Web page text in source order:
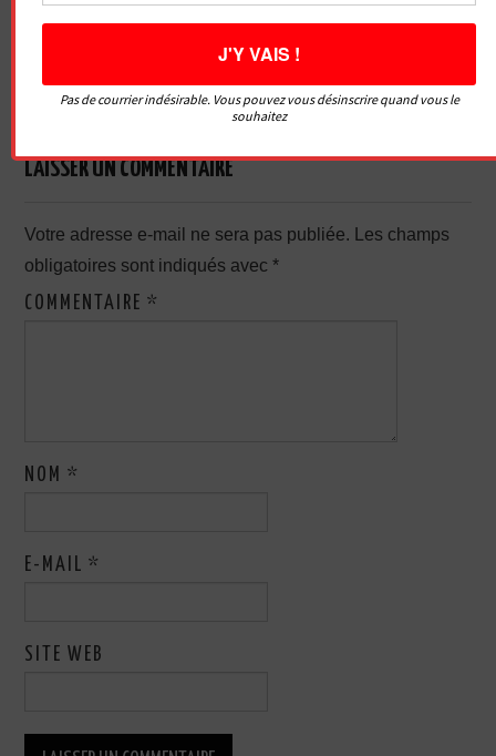
Navigation
articles
QU’EST-CE QU’UN GODE
SEXYAVENUE – SEXSHOP
EN LIGNE) ?
POURQUOI IL OU ELLE VEUT
REMETTRE LA CAPOTE ?
LAISSER UN COMMENTAIRE
Votre adresse e-mail ne sera pas publiée.
Les champs
obligatoires sont indiqués avec*
COMMENTAIRE*
NOM*
E-MAIL*
SITE WEB
Pas de courrier indésirable. Vous pouvez vous désinscrire quand vous le
souhaitez